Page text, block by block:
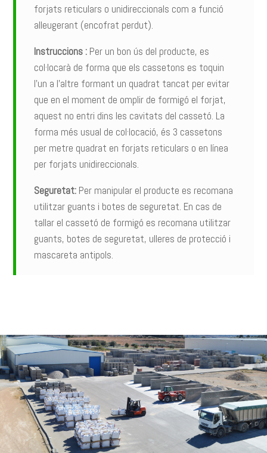
forjats reticulars o unidireccionals com a funció
alleugerant (encofrat perdut).
Instruccions : Per un bon ús del producte, es
col·locarà de forma que els cassetons es toquin
l’un a l’altre formant un quadrat tancat per evitar
que en el moment de omplir de formigó el forjat,
aquest no entri dins les cavitats del cassetó. La
forma més usual de col·locació, és 3 cassetons
per metre quadrat en forjats reticulars o en línea
per forjats unidireccionals.
Seguretat: Per manipular el producte es recomana
utilitzar guants i botes de seguretat. En cas de
tallar el cassetó de formigó es recomana utilitzar
guants, botes de seguretat, ulleres de protecció i
mascareta antipols.